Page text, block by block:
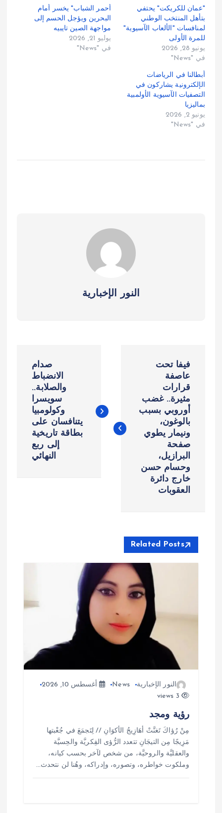
"عمان للكريكت" يحتفي
بتأهل المنتخب الوطني
لمنافسات "الألعاب الآسيوية"
للمرة الأولى
يونيو 28, 2026
في "News"
أحمر الشباب" يخسر أمام
البحرين ويؤجل الحسم إلى
مواجهة الصين تايبيه
يوليو 21, 2026
في "News"
أبطالنا في الرياضات
الإلكترونية يشاركون في
التصفيات الآسيوية الأولمبية
بماليزيا
يونيو 2, 2026
في "News"
النور الإخبارية
ص
فيفا تحت
عاصفة
قرارات
مثيرة.. غضب
أوروبي بسبب
بالوغون،
ونيمار يطوي
صفحة
البرازيل،
وحسام حسن
خارج دائرة
العقوبات
صدام
الانضباط
والصلابة..
سويسرا
وكولومبيا
يتنافسان على
بطاقة تاريخية
إلى ربع
النهائي
Related Posts
النور الإخبارية News
أغسطس 10, 2026
3 views
رؤية ومجد
مِنْ رُؤاكَ تَغنَّتْ أهَازِيجُ الأكوَانِ // لِتَجمَعَ في جُعْبتها
مَزِيجًا مِن التيجَانِ تتعدد الرُّؤى الفِكريَّة والحِسيَّة
والعقليَّة والروحيَّة، من شخص لآخر بحسب كيانه،
وملكوت خواطره، وتصوره، وإدراكه، وهُنا لن نتحدث…